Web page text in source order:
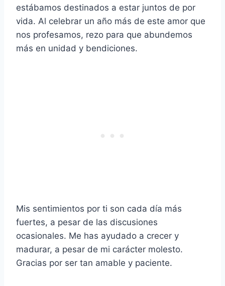
estábamos destinados a estar juntos de por
vida. Al celebrar un año más de este amor que
nos profesamos, rezo para que abundemos
más en unidad y bendiciones.
Mis sentimientos por ti son cada día más
fuertes, a pesar de las discusiones
ocasionales. Me has ayudado a crecer y
madurar, a pesar de mi carácter molesto.
Gracias por ser tan amable y paciente.